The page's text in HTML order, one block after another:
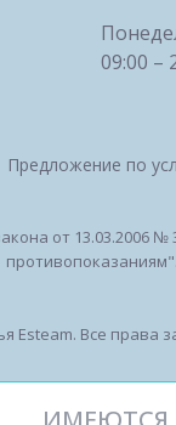
09:00 –
Предложение по
от 13.03.2006
Esteam. Все права